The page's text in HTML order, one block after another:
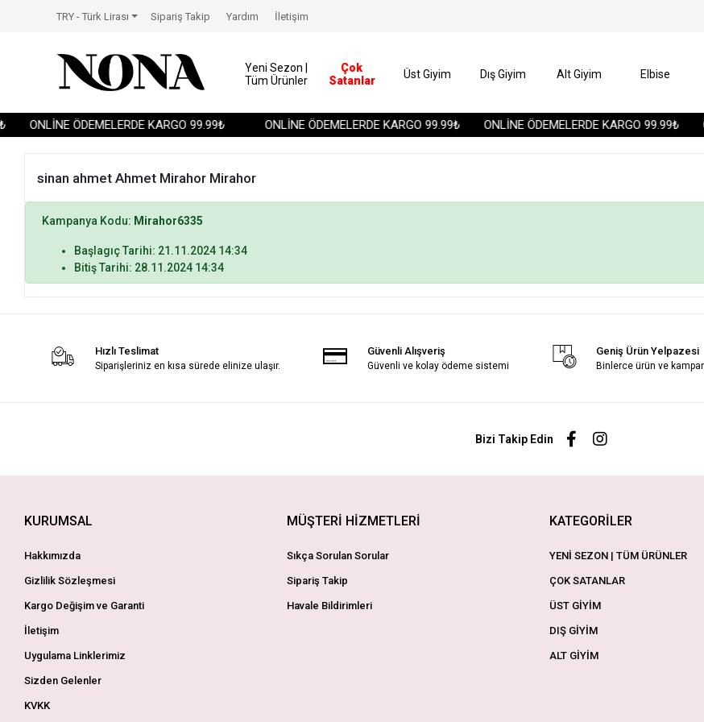
ONLİNE ÖDEMELERDE KARGO 99.99₺ ONLİNE ÖDEMELERDE KARGO 99.99₺ ONLİNE ÖDEMELERDE KARGO 99.99₺
TRY - Türk Lirası Sipariş Takip Yardım İletişim
Yeni Sezon |
Tüm Ürünler
Çok
Satanlar
Üst Giyim Dış Giyim Alt Giyim Elbise
sinan ahmet Ahmet Mirahor Mirahor
Kampanya Kodu: Mirahor6335
Başlagıç Tarihi: 21.11.2024 14:34
Bitiş Tarihi: 28.11.2024 14:34
Hızlı Teslimat
Siparişleriniz en kısa sürede elinize ulaşır.
Güvenli Alışveriş
Güvenli ve kolay ödeme sistemi
Geniş Ürün Yelpazesi
Binlerce ürün ve
Bizi Takip Edin
KURUMSAL
Hakkımızda
Gizlilik Sözleşmesi
Kargo Değişim ve Garanti
İletişim
Uygulama Linklerimiz
Sizden Gelenler
KVKK
MÜŞTERİ HİZMETLERİ
Sıkça Sorulan Sorular
Sipariş Takip
Havale Bildirimleri
KATEGORİLER
YENİ SEZON | TÜM ÜRÜNLER
ÇOK SATANLAR
ÜST GİYİM
DIŞ GİYİM
ALT GİYİM